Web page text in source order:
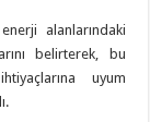
alanlarındaki
belirterek, bu
uyum